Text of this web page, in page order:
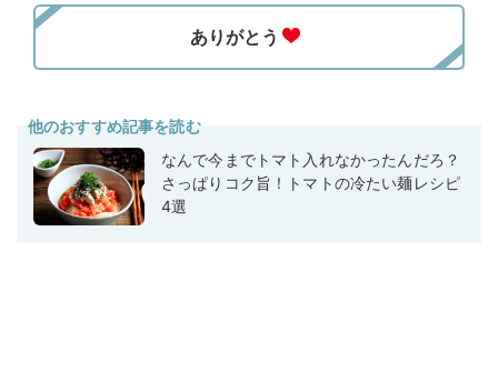
他のおすすめ記事を読む
なんで今までトマト入れなかったんだろ？
さっぱりコク旨！トマトの冷たい麺レシピ
4選